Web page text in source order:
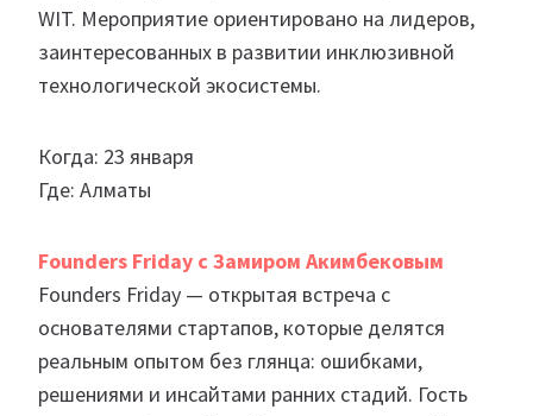
WIT. Мероприятие ориентировано на лидеров,
заинтересованных в развитии инклюзивной
технологической экосистемы.
Когда: 23 января
Где: Алматы
Founders Friday с Замиром Акимбековым
Founders Friday — открытая встреча с
основателями стартапов, которые делятся
реальным опытом без глянца: ошибками,
решениями и инсайтами ранних стадий. Гость